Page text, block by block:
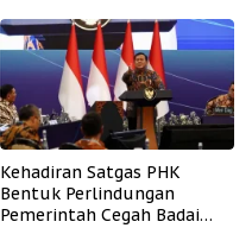
Kehadiran Satgas PHK
Bentuk Perlindungan
Pemerintah Cegah Badai